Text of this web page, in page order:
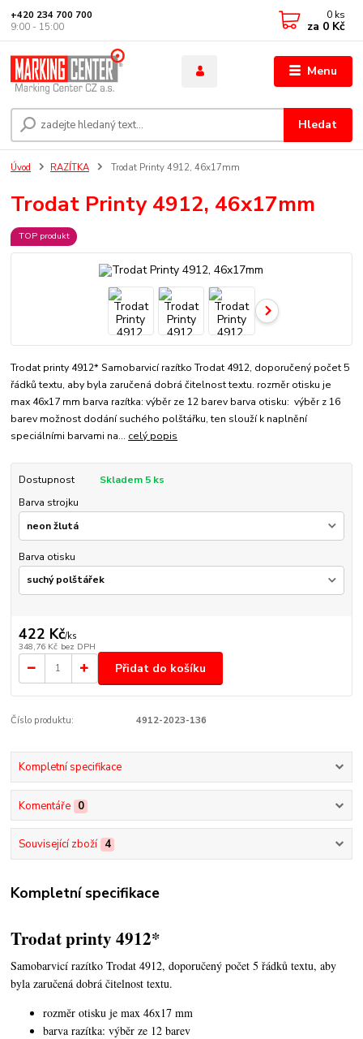
Menu
Hledat
+420 234 700 700
9:00 - 15:00
0 ks
za 0 Kč
Úvod RAZÍTKA Trodat Printy 4912, 46x17mm
Trodat Printy 4912, 46x17mm
TOP produkt
Trodat printy 4912* Samobarvicí razítko Trodat 4912, doporučený počet 5
řádků textu, aby byla zaručená dobrá čitelnost textu. rozměr otisku je
max 46x17 mm barva razítka: výběr ze 12 barev barva otisku: výběr z 16
barev možnost dodání suchého polštářku, ten slouží k naplnění
speciálními barvami na... celý popis
Dostupnost
Skladem 5 ks
Barva strojku
Barva otisku
422 Kč/ks
348,76 Kč bez DPH
Přidat do košíku
Číslo produktu: 4912-2023-136
Kompletní specifikace
Komentáře 0
Související zboží 4
Kompletní specifikace
Trodat printy 4912*
Samobarvicí razítko Trodat 4912, doporučený počet 5 řádků textu,aby
byla zaručená dobrá čitelnost textu.
rozměr otisku je max 46x17 mm
barva razítka: výběr ze 12 barev